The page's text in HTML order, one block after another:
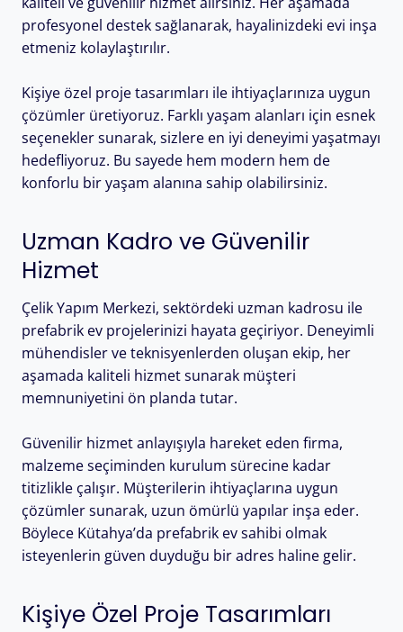
profesyonel destek sağlanarak, hayalinizdeki evi inşa
etmeniz kolaylaştırılır.
Kişiye özel proje tasarımları ile ihtiyaçlarınıza uygun
çözümler üretiyoruz. Farklı yaşam alanları için esnek
seçenekler sunarak, sizlere en iyi deneyimi yaşatmayı
hedefliyoruz. Bu sayede hem modern hem de
konforlu bir yaşam alanına sahip olabilirsiniz.
Uzman Kadro ve Güvenilir
Hizmet
Çelik Yapım Merkezi, sektördeki uzman kadrosu ile
prefabrik ev projelerinizi hayata geçiriyor. Deneyimli
mühendisler ve teknisyenlerden oluşan ekip, her
aşamada kaliteli hizmet sunarak müşteri
memnuniyetini ön planda tutar.
Güvenilir hizmet anlayışıyla hareket eden firma,
malzeme seçiminden kurulum sürecine kadar
titizlikle çalışır. Müşterilerin ihtiyaçlarına uygun
çözümler sunarak, uzun ömürlü yapılar inşa eder.
Böylece Kütahya’da prefabrik ev sahibi olmak
isteyenlerin güven duyduğu bir adres haline gelir.
Kişiye Özel Proje Tasarımları